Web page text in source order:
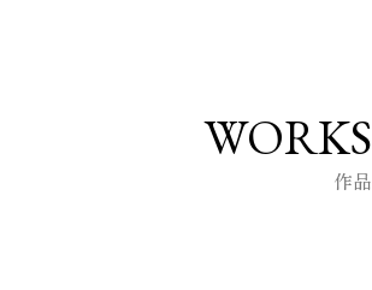
WORKS
作品